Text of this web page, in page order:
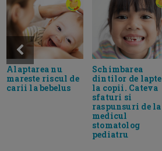
Alaptarea nu
mareste riscul de
carii la bebelus
Schimbarea
dintilor de lapte
la copii. Cateva
sfaturi si
raspunsuri de la
medicul
stomatolog
pediatru